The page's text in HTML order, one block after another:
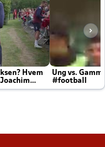
Hvem
Ung vs.
#football